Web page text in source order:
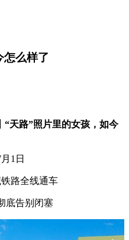
怎么样了
天路”照片里的女孩，如今
1日
路全线通车
底告别闭塞